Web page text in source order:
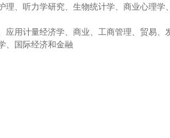
理、听力学研究、生物统计学、商业心理
应用计量经济学、商业、工商管理、贸易
、国际经济和金融